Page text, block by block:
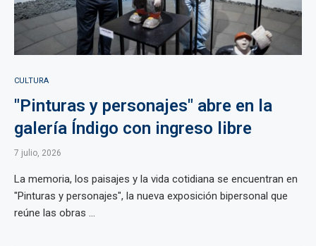
CULTURA
"Pinturas y personajes" abre en la
galería Índigo con ingreso libre
7 julio, 2026
La memoria, los paisajes y la vida cotidiana se encuentran en
"Pinturas y personajes", la nueva exposición bipersonal que
reúne las obras ...